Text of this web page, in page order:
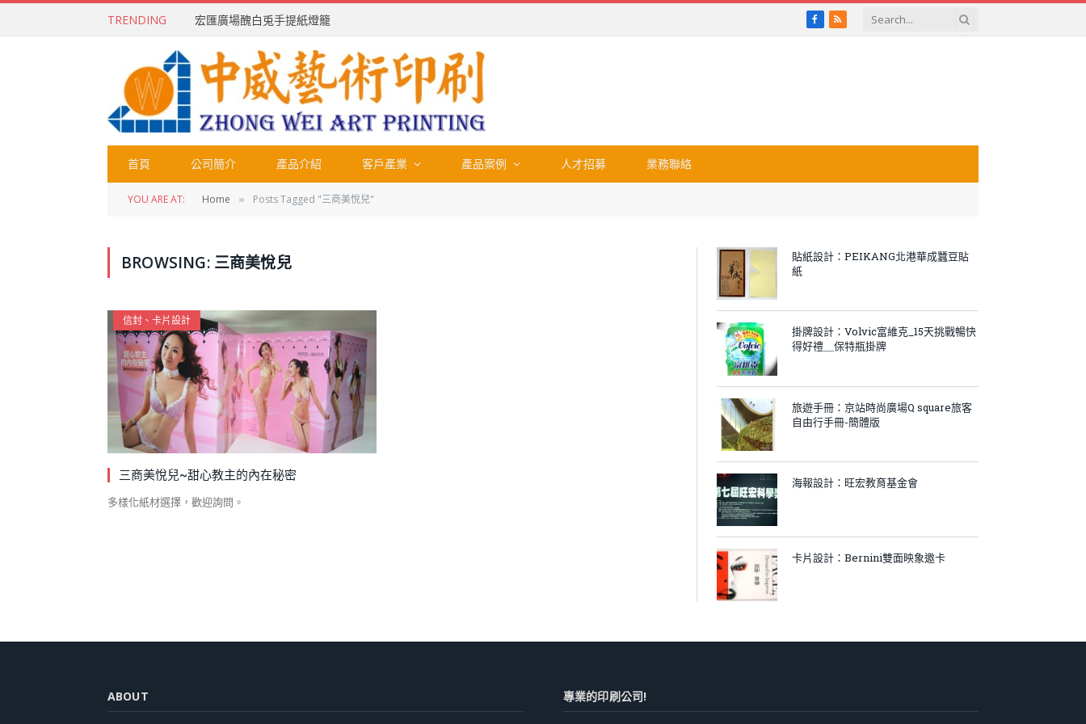
TRENDING 宏匯廣場醜白兎手提紙燈籠 Facebook
RSS
首頁 公司簡介 產品介紹 客戶產業 產品案例 人才招募 業務聯絡
YOU ARE AT: Home » Posts Tagged "三商美悅兒"
BROWSING: 三商美悅兒
信封、卡片設計
三商美悅兒~甜心教主的內在秘密
多樣化紙材選擇，歡迎詢問。
貼紙設計：PEIKANG北港華成蠶豆貼
紙
掛牌設計：Volvic富維克_15天挑戰暢快
得好禮＿保特瓶掛牌
旅遊手冊：京站時尚廣場Q square旅客
自由行手冊-簡體版
海報設計：旺宏教育基金會
卡片設計：Bernini雙面映象邀卡
ABOUT 專業的印刷公司!